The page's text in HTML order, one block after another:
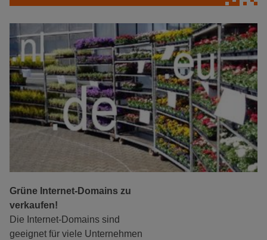
Grüne Internet-Domains zu
verkaufen!
Die Internet-Domains sind
geeignet für viele Unternehmen